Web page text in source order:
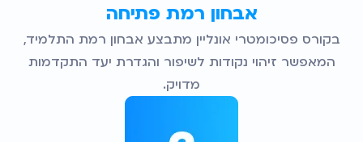
אבחון רמת פתיחה
בקורס פסיכומטרי אונליין מתבצע אבחון רמת התלמיד,
המאפשר זיהוי נקודות לשיפור והגדרת יעד התקדמות
מדויק.